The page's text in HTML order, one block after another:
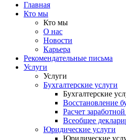
Главная
Кто мы
Кто мы
О нас
Новости
Карьера
Рекомендательные письма
Услуги
Услуги
Бухгалтерские услуги
Бухгалтерские
Восстановление
Расчет
Всеобщее
Юридические услуги